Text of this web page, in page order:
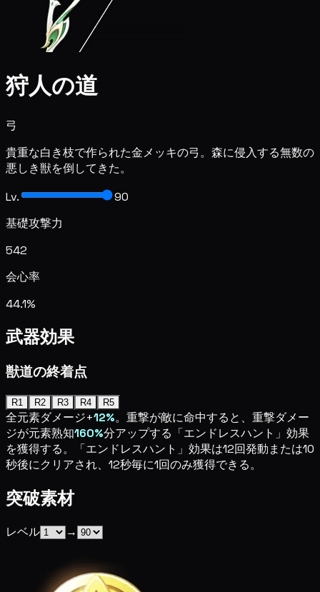
狩人の道
弓
貴重な白き枝で作られた金メッキの弓。森に侵入する無数の
悪しき獣を倒してきた。
Lv.
90
基礎攻撃力
542
会心率
44.1%
武器効果
獣道の終着点
R1 R2 R3 R4 R5
全元素ダメージ+12%。重撃が敵に命中すると、重撃ダメー
ジが元素熟知160%分アップする「エンドレスハント」効果
を獲得する。「エンドレスハント」効果は12回発動または10
秒後にクリアされ、12秒毎に1回のみ獲得できる。
突破素材
レベル →